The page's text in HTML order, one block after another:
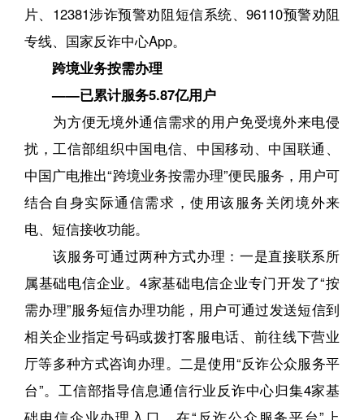
片、12381涉诈预警劝阻短信系统、96110预警劝阻
专线、国家反诈中心App。
跨境业务按需办理
——已累计服务5.87亿用户
为方便无境外通信需求的用户免受境外来电侵
扰，工信部组织中国电信、中国移动、中国联通、
中国广电推出“跨境业务按需办理”便民服务，用户可
结合自身实际通信需求，使用该服务关闭境外来
电、短信接收功能。
该服务可通过两种方式办理：一是直接联系所
属基础电信企业。4家基础电信企业专门开发了“按
需办理”服务短信办理功能，用户可通过发送短信到
相关企业指定号码或拨打客服电话、前往线下营业
厅等多种方式咨询办理。二是使用“反诈公众服务平
台”。工信部指导信息通信行业反诈中心归集4家基